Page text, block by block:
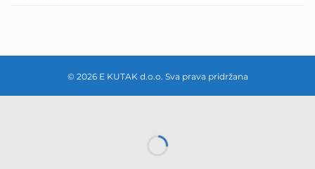
© 2026 E KUTAK d.o.o. Sva prava pridržana